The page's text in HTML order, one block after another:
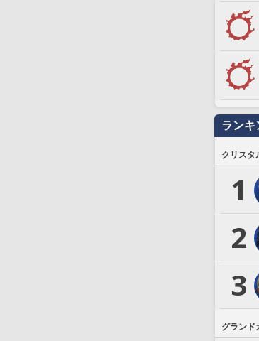
ランキ
クリスタ
1
2
3
グランド